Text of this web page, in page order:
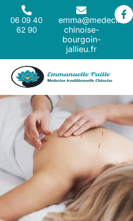
06 09 40
62 90
emma@medecine-
chinoise-
bourgoin-
jallieu.fr